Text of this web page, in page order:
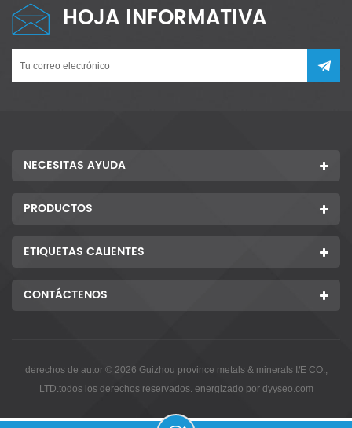
HOJA INFORMATIVA
NECESITAS AYUDA
PRODUCTOS
ETIQUETAS CALIENTES
CONTÁCTENOS
derechos de autor © 2026 Guizhou province metals & minerals I/E CO.,
LTD.todos los derechos reservados. energizado por dyyseo.com